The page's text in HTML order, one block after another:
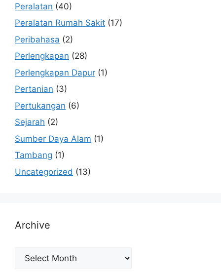
Peralatan (40)
Peralatan Rumah Sakit (17)
Peribahasa (2)
Perlengkapan (28)
Perlengkapan Dapur (1)
Pertanian (3)
Pertukangan (6)
Sejarah (2)
Sumber Daya Alam (1)
Tambang (1)
Uncategorized (13)
Archive
Archive